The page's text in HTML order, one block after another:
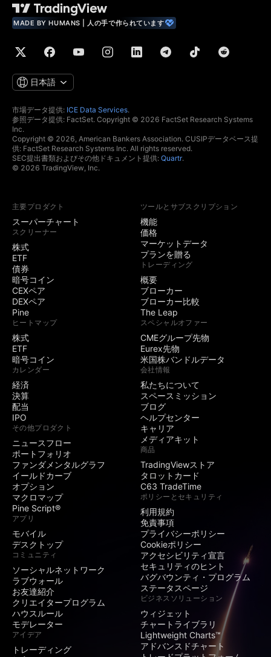
財務指標 (株式ファン
ダメンタルデータ)
世界経済データ
リアルタイムニュー
ホットリスト
経済指標と決算発表
カレンダー
トレーディング
対応ブローカーでト
レード
デモ (ペーパー) トレ
ード
チャートトレード
開催中のコミュニテ
ィコンテスト
公開コンテストの作
SNS
ユーザー名の横に限
定バッジを表示
署名・ウェブサイト
記入欄
招待専用インジケー
ターの公開
保護スクリプトの投
公開アイデア・スク
リプトの投稿
動画アイデア
マインド
MADE BY HUMANS | 人の手で作られています
日本語
市場データ提供: ICE Data Services.
参照データ提供: FactSet. Copyright © 2026 FactSet Research Systems
Inc.
Copyright © 2026, American Bankers Association. CUSIPデータベース提
供: FactSet Research Systems Inc. All rights reserved.
SEC提出書類およびその他ドキュメント提供: Quartr.
© 2026 TradingView, Inc.
主要プロダクト
スーパーチャート
スクリーナー
株式
ETF
債券
暗号コイン
CEXペア
DEXペア
Pine
ヒートマップ
株式
ETF
暗号コイン
カレンダー
経済
決算
配当
IPO
その他プロダクト
ニュースフロー
ポートフォリオ
ファンダメンタルグラフ
イールドカーブ
オプション
マクロマップ
Pine Script®
アプリ
モバイル
デスクトップ
コミュニティ
ソーシャルネットワーク
ラブウォール
お友達紹介
クリエイタープログラム
ハウスルール
モデレーター
アイデア
トレーディング
ツールとサブスクリプション
機能
価格
マーケットデータ
プランを贈る
トレーディング
概要
ブローカー
ブローカー比較
The Leap
スペシャルオファー
CMEグループ先物
Eurex先物
米国株バンドルデータ
会社情報
私たちについて
スペースミッション
ブログ
ヘルプセンター
キャリア
メディアキット
商品
TradingViewストア
タロットカード
C63 TradeTime
ポリシーとセキュリティ
利用規約
免責事項
プライバシーポリシー
Cookieポリシー
アクセシビリティ宣言
セキュリティのヒント
バグバウンティ・プログラム
ステータスページ
ビジネスソリューション
ウィジェット
チャートライブラリ
Lightweight Charts™
アドバンスドチャート